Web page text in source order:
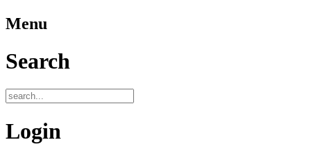
Menu
Search
Login